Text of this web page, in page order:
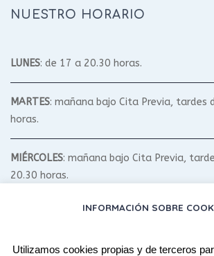
NUESTRO HORARIO
LUNES: de 17 a 20.30 horas.
MARTES: mañana bajo Cita Previa, tardes
horas.
MIÉRCOLES: mañana bajo Cita Previa,
20.30 horas.
: mañana bajo Cita Previa, tardes
INFORMACIÓN SOBRE
Utilizamos cookies propias y de terceros